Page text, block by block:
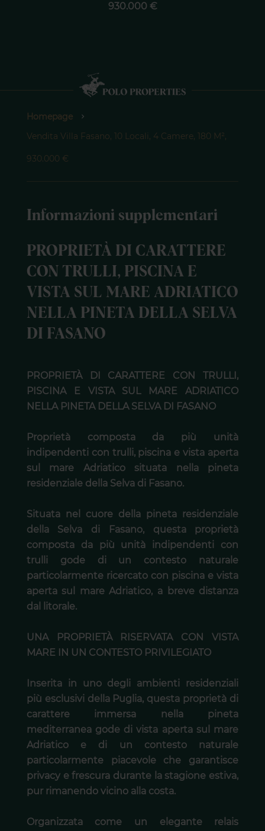
930.000 €
Homepage
Vendita Villa Fasano, 10 Locali, 4 Camere, 180 M²,
930.000 €
Informazioni supplementari
PROPRIETÀ DI CARATTERE
CON TRULLI, PISCINA E
VISTA SUL MARE ADRIATICO
NELLA PINETA DELLA SELVA
DI FASANO
PROPRIETÀ DI CARATTERE CON TRULLI,
PISCINA E VISTA SUL MARE ADRIATICO
NELLA PINETA DELLA SELVA DI FASANO
Proprietà composta da più unità
indipendenti con trulli, piscina e vista aperta
sul mare Adriatico situata nella pineta
residenziale della Selva di Fasano.
Situata nel cuore della pineta residenziale
della Selva di Fasano, questa proprietà
composta da più unità indipendenti con
trulli gode di un contesto naturale
particolarmente ricercato con piscina e vista
aperta sul mare Adriatico, a breve distanza
dal litorale.
UNA PROPRIETÀ RISERVATA CON VISTA
MARE IN UN CONTESTO PRIVILEGIATO
Inserita in uno degli ambienti residenziali
più esclusivi della Puglia, questa proprietà di
carattere immersa nella pineta
mediterranea gode di vista aperta sul mare
Adriatico e di un contesto naturale
particolarmente piacevole che garantisce
privacy e frescura durante la stagione estiva,
pur rimanendo vicino alla costa.
Organizzata come un elegante relais